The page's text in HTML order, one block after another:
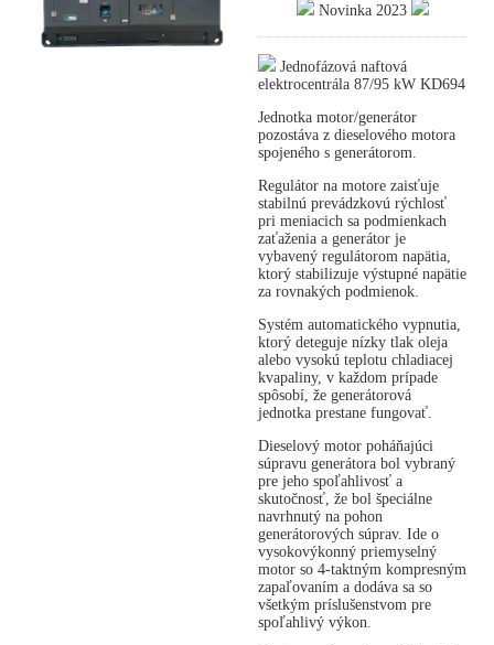
Novinka 2023
Jednofázová naftová
elektrocentrála 87/95 kW KD694
Jednotka motor/generátor
pozostáva z dieselového motora
spojeného s generátorom.
Regulátor na motore zaisťuje
stabilnú prevádzkovú rýchlosť
pri meniacich sa podmienkach
zaťaženia a generátor je
vybavený regulátorom napätia,
ktorý stabilizuje výstupné napätie
za rovnakých podmienok.
Systém automatického vypnutia,
ktorý deteguje nízky tlak oleja
alebo vysokú teplotu chladiacej
kvapaliny, v každom prípade
spôsobí, že generátorová
jednotka prestane fungovať.
Dieselový motor poháňajúci
súpravu generátora bol vybraný
pre jeho spoľahlivosť a
skutočnosť, že bol špeciálne
navrhnutý na pohon
generátorových súprav. Ide o
vysokovýkonný priemyselný
motor so 4-taktným kompresným
zapaľovaním a dodáva sa so
všetkým príslušenstvom pre
spoľahlivý výkon.